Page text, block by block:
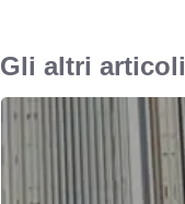
Gli altri articoli